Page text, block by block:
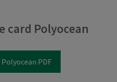
card Polyocean
PDF